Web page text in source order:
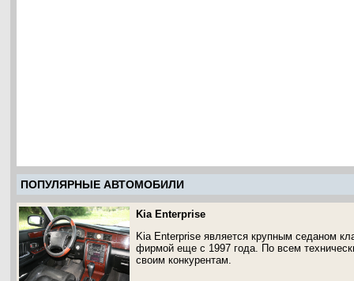
ПОПУЛЯРНЫЕ АВТОМОБИЛИ
Kia Enterprise
Kia Enterprise является крупным седаном
фирмой еще с 1997 года. По всем
своим конкурентам.